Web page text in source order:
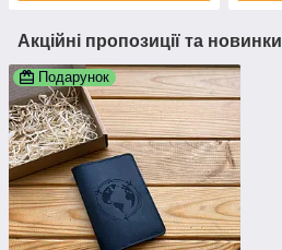
Акційні пропозиції та новинки
Подарунок